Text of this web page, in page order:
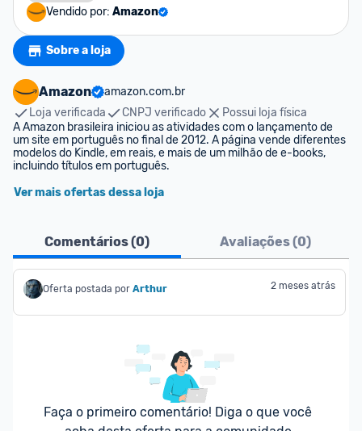
Vendido por: Amazon
Sobre a loja
Amazon
amazon.com.br
Loja verificada
CNPJ verificado
Possui loja física
A Amazon brasileira iniciou as atividades com o lançamento de
um site em português no final de 2012. A página vende diferentes
modelos do Kindle, em reais, e mais de um milhão de e-books,
incluindo títulos em português.
Ver mais ofertas dessa loja
Comentários (0) Avaliações (0)
Oferta postada por Arthur 2 meses atrás
Faça o primeiro comentário! Diga o que você